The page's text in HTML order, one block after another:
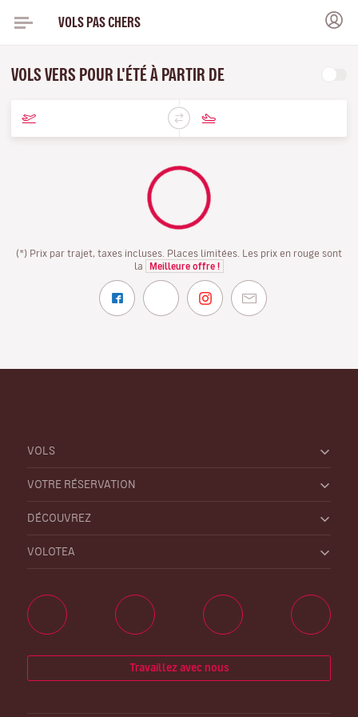
VOLS PAS CHERS
VOLS VERS POUR L'ÉTÉ À PARTIR DE
(*) Prix par trajet, taxes incluses. Places limitées. Les prix en rouge sont
la
Meilleure offre !
VOLS
VOTRE RÉSERVATION
DÉCOUVREZ
VOLOTEA
Travaillez avec nous